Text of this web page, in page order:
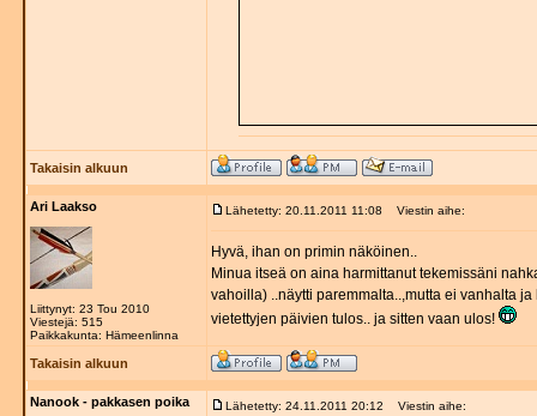
Takaisin alkuun
Ari Laakso
Liittynyt: 23 Tou 2010
Viestejä: 515
Paikkakunta: Hämeenlinna
Lähetetty: 20.11.2011 11:08 Viestin aihe:
Hyvä, ihan on primin näköinen..
Minua itseä on aina harmittanut tekemissäni
vahoilla) ..näytti paremmalta..,mutta ei vanhalta
vietettyjen päivien tulos.. ja sitten vaan ulos!
Takaisin alkuun
Nanook - pakkasen poika Lähetetty: 24.11.2011 20:12 Viestin aihe: